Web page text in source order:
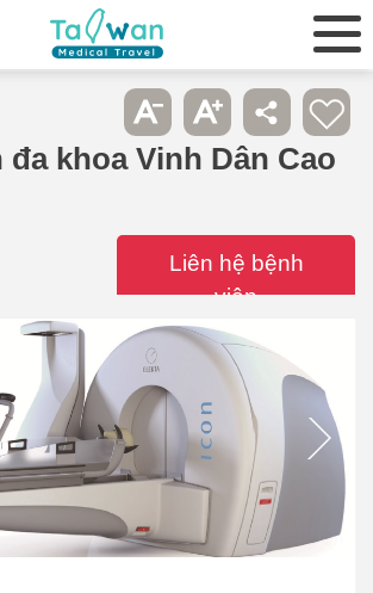
đa khoa Vinh Dân Cao
Liên hệ bệnh
viện